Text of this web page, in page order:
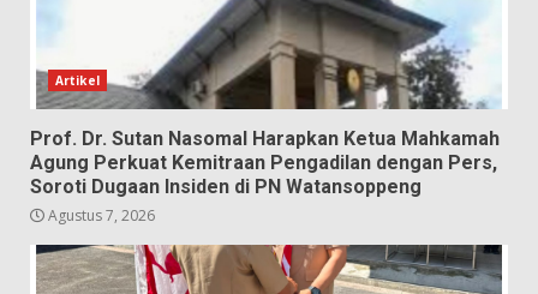
Artikel
Prof. Dr. Sutan Nasomal Harapkan Ketua Mahkamah
Agung Perkuat Kemitraan Pengadilan dengan Pers,
Soroti Dugaan Insiden di PN Watansoppeng
Agustus 7, 2026